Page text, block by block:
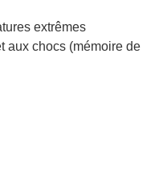
extrêmes
aux chocs (mémoire de